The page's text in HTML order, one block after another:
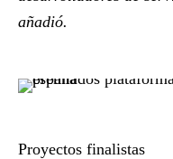
añadió.
Proyectos finalistas